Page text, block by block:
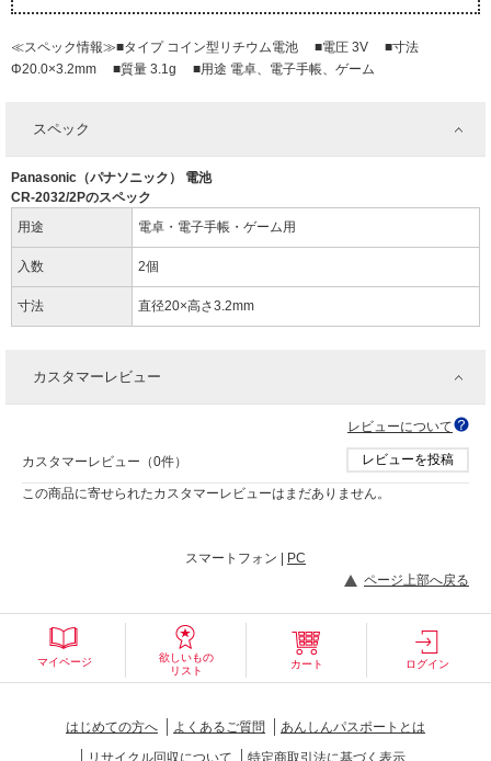
≪スペック情報≫■タイプ コイン型リチウム電池 ■電圧 3V ■寸法
Φ20.0×3.2mm ■質量 3.1g ■用途 電卓、電子手帳、ゲーム
スペック
Panasonic（パナソニック） 電池
CR-2032/2Pのスペック
用途
電卓・電子手帳・ゲーム用
入数 2個
寸法 直径20×高さ3.2mm
カスタマーレビュー
レビューについて
カスタマーレビュー（0件） レビューを投稿
この商品に寄せられたカスタマーレビューはまだありません。
スマートフォン |
PC
ページ上部へ戻る
マイページ
欲しいもの
リスト
カート ログイン
はじめての方へ よくあるご質問
あんしんパスポートとは
リサイクル回収について
特定商取引法に基づく表示